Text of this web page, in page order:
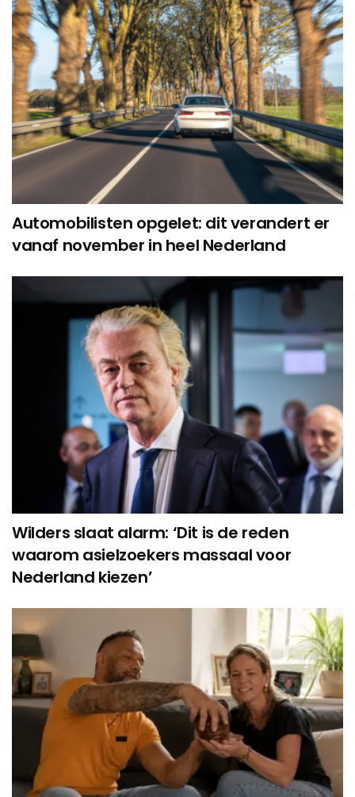
Automobilisten opgelet: dit verandert er
vanaf november in heel Nederland
Wilders slaat alarm: ‘Dit is de reden
waarom asielzoekers massaal voor
Nederland kiezen’